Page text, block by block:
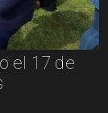
el 17 de